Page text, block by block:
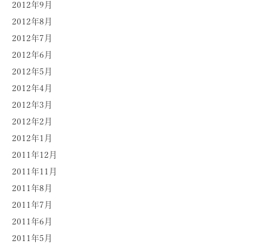
2012年9月
2012年8月
2012年7月
2012年6月
2012年5月
2012年4月
2012年3月
2012年2月
2012年1月
2011年12月
2011年11月
2011年8月
2011年7月
2011年6月
2011年5月